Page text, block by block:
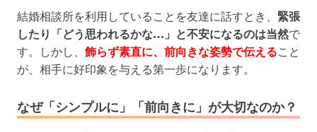
結婚相談所を利用していることを友達に話すとき、 緊張
したり「どう思われるかな…」と不安になるのは当然で
す。しかし、 飾らず素直に、前向きな姿勢で伝える こと
が、相手に好印象を与える第一歩になります。
なぜ「シンプルに」「前向きに」が大切なのか？